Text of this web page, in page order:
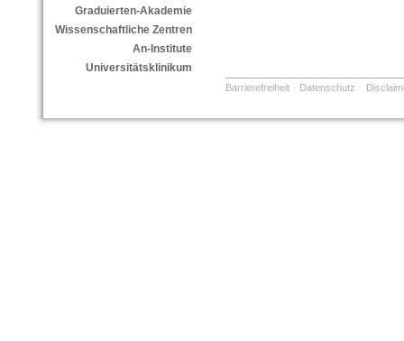
Graduierten-Akademie
Wissenschaftliche Zentren
An-Institute
Universitätsklinikum
Barrierefreiheit Datenschutz